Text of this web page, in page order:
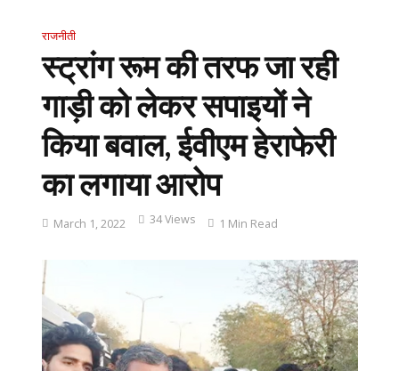
राजनीती
स्ट्रांग रूम की तरफ जा रही
गाड़ी को लेकर सपाइयों ने
किया बवाल, ईवीएम हेराफेरी
का लगाया आरोप
March 1, 2022 34 Views 1 Min Read